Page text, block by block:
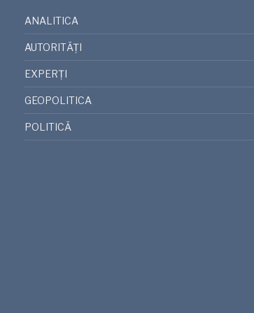
ANALITICA
AUTORITĂȚI
EXPERȚI
GEOPOLITICA
POLITICĂ